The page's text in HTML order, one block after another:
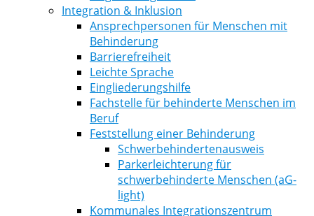
Integration & Inklusion
Ansprechpersonen für Menschen mit
Behinderung
Barrierefreiheit
Leichte Sprache
Eingliederungshilfe
Fachstelle für behinderte Menschen im
Beruf
Feststellung einer Behinderung
Schwerbehindertenausweis
Parkerleichterung für
schwerbehinderte Menschen (aG-
light)
Kommunales Integrationszentrum